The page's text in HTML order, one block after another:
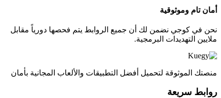
أمان تام وموثوقية
نحن في كوجي نضمن لك أن جميع الروابط يتم فحصها دورياً مقابل
ملايين التهديدات البرمجية.
منصتك الموثوقة لتحميل أفضل التطبيقات والألعاب المجانية بأمان
روابط سريعة